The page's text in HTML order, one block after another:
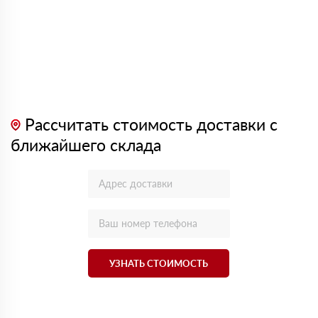
Рассчитать стоимость доставки с
ближайшего склада
УЗНАТЬ СТОИМОСТЬ